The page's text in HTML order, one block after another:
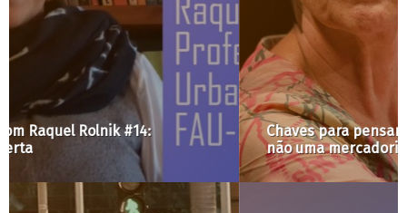
Chaves para pensar a moradia como um direito e
não uma mercadoria na era da “financeirização”